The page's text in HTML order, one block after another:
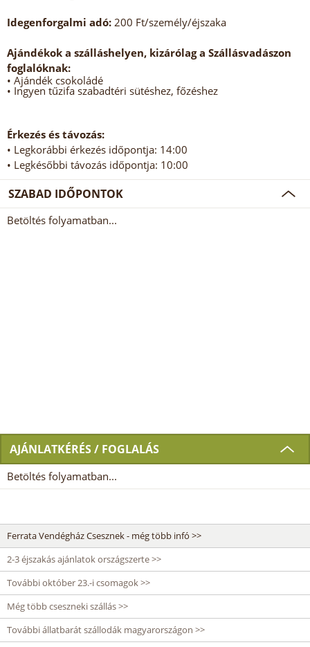
Idegenforgalmi adó: 200 Ft/személy/éjszaka
Ajándékok a szálláshelyen, kizárólag a Szállásvadászon
foglalóknak:
• Ajándék csokoládé
• Ingyen tűzifa szabadtéri sütéshez, főzéshez
Érkezés és távozás:
• Legkorábbi érkezés időpontja: 14:00
• Legkésőbbi távozás időpontja: 10:00
SZABAD IDŐPONTOK
Betöltés folyamatban...
AJÁNLATKÉRÉS / FOGLALÁS
Betöltés folyamatban...
Ferrata Vendégház Csesznek - még több infó >>
2-3 éjszakás ajánlatok országszerte >>
További október 23.-i csomagok >>
Még több cseszneki szállás >>
További állatbarát szállodák magyarországon >>